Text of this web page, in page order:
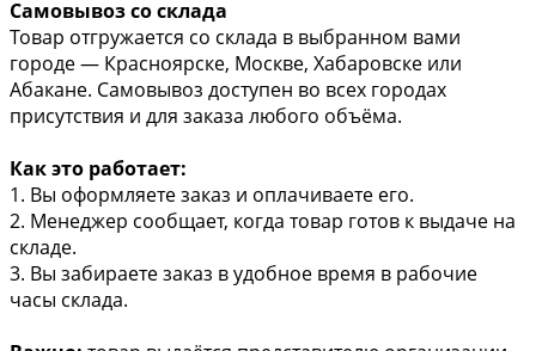
Самовывоз со склада
Товар отгружается со склада в выбранном вами
городе — Красноярске, Москве, Хабаровске или
Абакане. Самовывоз доступен во всех городах
присутствия и для заказа любого объёма.
Как это работает:
1. Вы оформляете заказ и оплачиваете его.
2. Менеджер сообщает, когда товар готов к выдаче на
складе.
3. Вы забираете заказ в удобное время в рабочие
часы склада.